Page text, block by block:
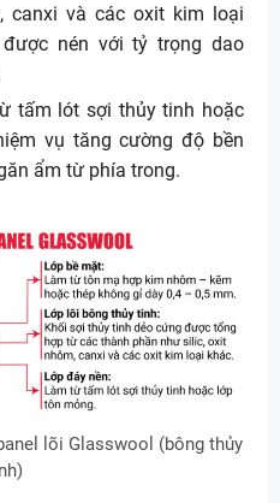
canxi và các oxit kim loại
nén với tỷ trọng dao
tấm lót sợi thủy tinh hoặc
vụ tăng cường độ bền
ẩm từ phía trong.
lõi Glasswool (bông thủy